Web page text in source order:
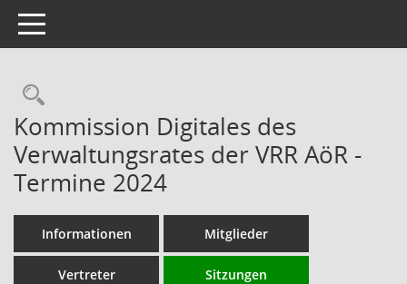
Toggle navigation
Rechercheauswahl
Kommission Digitales des
Verwaltungsrates der VRR AöR -
Termine 2024
Informationen Mitglieder
Vertreter Sitzungen